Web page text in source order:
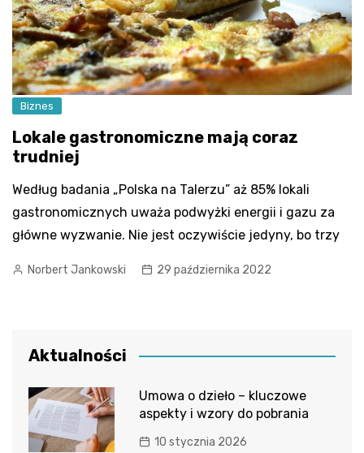
Biznes
Lokale gastronomiczne mają coraz
trudniej
Według badania „Polska na Talerzu” aż 85% lokali
gastronomicznych uważa podwyżki energii i gazu za
główne wyzwanie. Nie jest oczywiście jedyny, bo trzy
Norbert Jankowski 29 października 2022
Aktualności
Umowa o dzieło – kluczowe
aspekty i wzory do pobrania
10 stycznia 2026